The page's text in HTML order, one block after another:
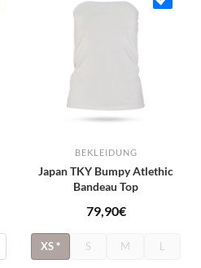
BEKLEIDUNG
Japan TKY Bumpy Atlethic
Bandeau Top
79,90€
XS* S M L